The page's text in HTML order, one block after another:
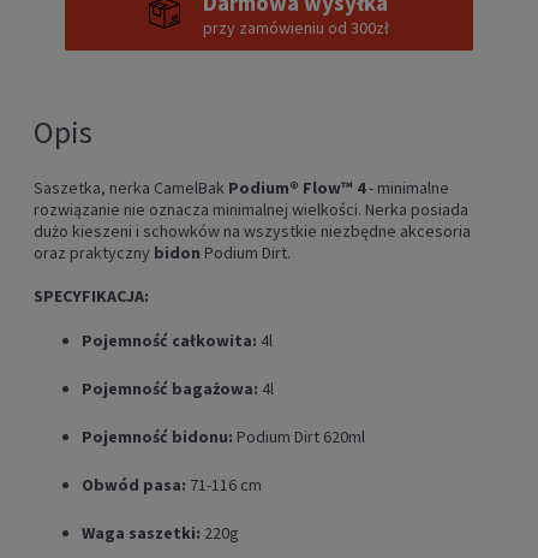
przy zamówieniu od 300zł
Opis
Saszetka, nerka CamelBak Podium® Flow™ 4- minimalne
rozwiązanie nie oznacza minimalnej wielkości. Nerka posiada
dużo kieszeni i schowków na wszystkie niezbędne akcesoria
oraz praktyczny bidon Podium Dirt.
SPECYFIKACJA:
Pojemność całkowita: 4l
Pojemność bagażowa: 4l
Pojemność bidonu: Podium Dirt 620ml
Obwód pasa: 71-116 cm
Waga saszetki: 220g